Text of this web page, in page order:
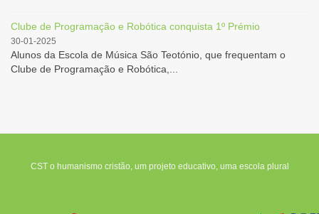
Clube de Programação e Robótica conquista 1º Prémio
30-01-2025
Alunos da Escola de Música São Teotónio, que frequentam o
Clube de Programação e Robótica,...
CST o humanismo cristão, um projeto educativo, uma escola plural